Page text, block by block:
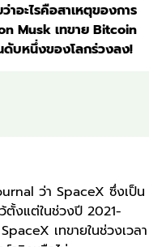
อะไรคือสาเหตุของการ
Musk เทขาย Bitcoin
บหนึ่งของโลกร่วงลง!
ว่า SpaceX ซึ่งเป็น
ตั้งแต่ในช่วงปี 2021-
เทขายในช่วงเวลา